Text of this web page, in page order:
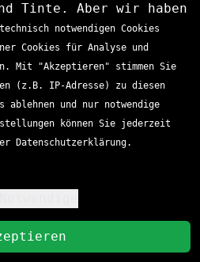
Stylus Office
OfficeBX 305 F
Office
OfficeBX 525 WD
OfficeBX 535 WD
Einkaufswagen
Tinte. Aber wir haben
technisch notwendigen Cookies
Cookies für Analyse und
Mit "Akzeptieren" stimmen Sie
(z.B. IP-Adresse) zu diesen
ablehnen und nur notwendige
können Sie jederzeit
Datenschutzerklärung.